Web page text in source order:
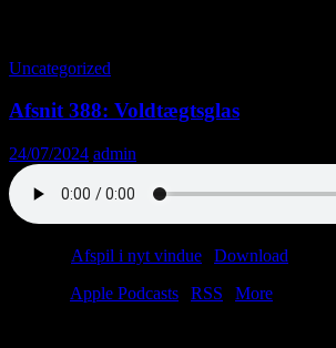
Uncategorized
Afsnit 388: Voldtægtsglas
24/07/2024 admin
Afspil i nyt vindue Download
Apple Podcasts RSS
More